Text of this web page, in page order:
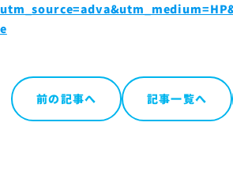
e
前の記事へ 記事一覧へ